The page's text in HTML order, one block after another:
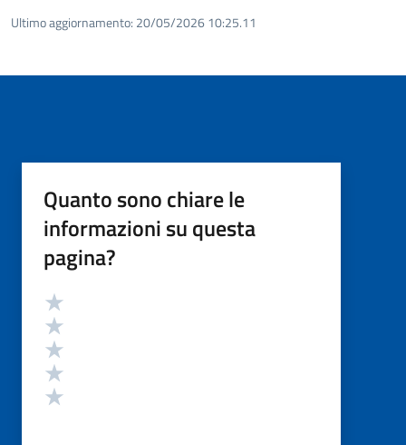
Ultimo aggiornamento: 20/05/2026 10:25.11
Quanto sono chiare le
informazioni su questa
pagina?
Valutazione